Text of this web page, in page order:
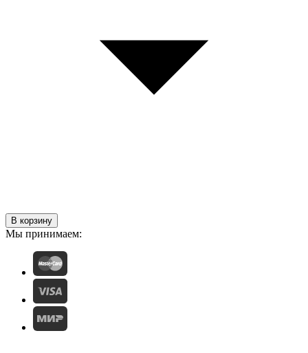
В корзину
Мы принимаем: